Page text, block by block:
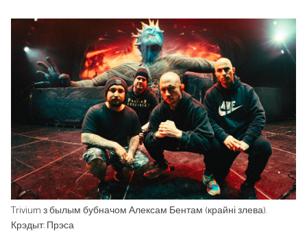
Trivium з былым бубначом Алексам Бентам (крайні злева).
Крэдыт: Прэса